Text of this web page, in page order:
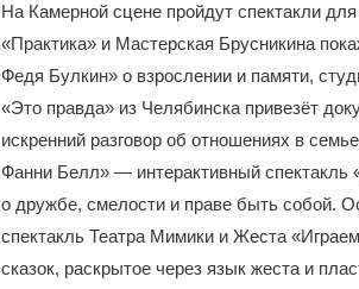
На Камерной сцене пройдут спектакли
«Практика» и Мастерская Брусникина
Федя Булкин» о взрослении и памяти,
«Это правда» из Челябинска привезёт
искренний разговор об отношениях в
Фанни Белл» — интерактивный
о дружбе, смелости и праве быть собой.
спектакль Театра Мимики и Жеста
сказок, раскрытое через язык жеста и